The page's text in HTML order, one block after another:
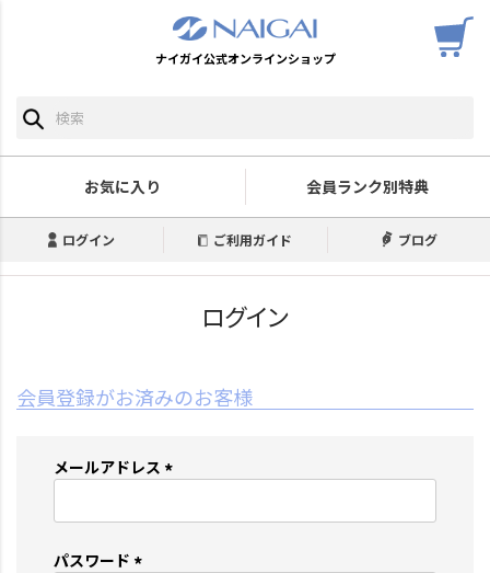
ナイガイ公式オンラインショップ
お気に入り 会員ランク別特典
ログイン ご利用ガイド ブログ
ログイン
会員登録がお済みのお客様
メールアドレス
必
パスワード